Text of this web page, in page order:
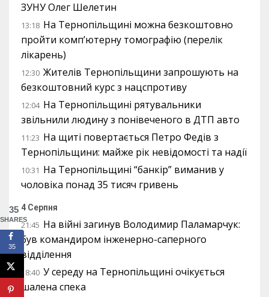
ЗУНУ Олег Шелетин
13:18 На Тернопільщині можна безкоштовно
пройти комп’ютерну томографію (перелік
лікарень)
12:30 Жителів Тернопільщини запрошують на
безкоштовний курс з нацспротиву
12:04 На Тернопільщині рятувальники
звільнили людину з понівеченого в ДТП авто
11:23 На щиті повертається Петро Федів з
Тернопільщини: майже рік невідомості та надії
10:31 На Тернопільщині “банкір” виманив у
чоловіка понад 35 тисяч гривень
4 Серпня
21:45 На війні загинув Володимир Паламарчук:
був командиром інженерно-саперного
відділення
18:40 У середу на Тернопільщині очікується
шалена спека
35
SHARES
35